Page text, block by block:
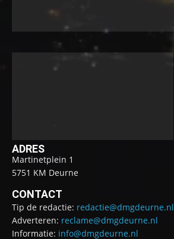
ADRES
Martinetplein 1
5751 KM Deurne
CONTACT
Tip de redactie: redactie@dmgdeurne.nl
Adverteren: reclame@dmgdeurne.nl
Informatie: info@dmgdeurne.nl